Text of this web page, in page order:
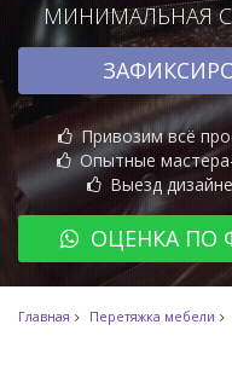
МИНИМАЛЬНАЯ
Привозим всё
Опытные
Выезд
ОЦЕНКА ПО
Главная Перетяжка мебели